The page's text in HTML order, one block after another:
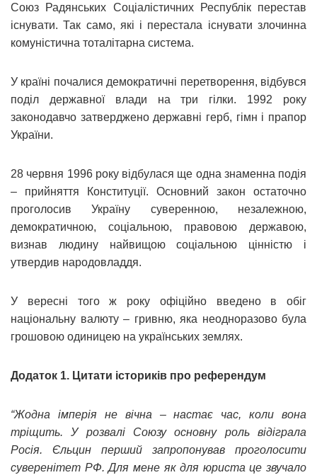
Союз Радянських Соціалістичних Республік перестав
існувати. Так само, які і перестала існувати злочинна
комуністична тоталітарна система.
У країні почалися демократичні перетворення, відбувся
поділ державної влади на три гілки. 1992 року
законодавчо затверджено державні герб, гімн і прапор
України.
28 червня 1996 року відбулася ще одна знаменна подія
– прийняття Конституції. Основний закон остаточно
проголосив Україну суверенною, незалежною,
демократичною, соціальною, правовою державою,
визнав людину найвищою соціальною цінністю і
утвердив народовладдя.
У вересні того ж року офіційно введено в обіг
національну валюту – гривню, яка неодноразово була
грошовою одиницею на українських землях.
Додаток 1. Цитати істориків про референдум
“Жодна імперія не вічна – настає час, коли вона
тріщить. У розвалі Союзу основну роль відіграла
Росія. Єльцин перший запропонував проголосити
суверенітет РФ. Для мене як для юриста це звучало